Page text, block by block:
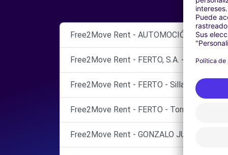
Free2Move Rent - AUTOMOCIÓN
Free2Move Rent - FERTO, S.A. - Torrent (P)
Free2Move Rent - FERTO - Silla (P)
Free2Move Rent - FERTO - Torrent (O)
Free2Move Rent - GONZALO JUAN MASIA,